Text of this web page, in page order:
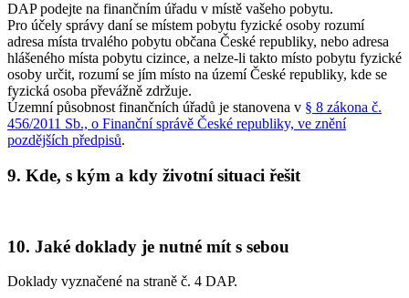
DAP podejte na finančním úřadu v místě vašeho pobytu.
Pro účely správy daní se místem pobytu fyzické osoby rozumí
adresa místa trvalého pobytu občana České republiky, nebo adresa
hlášeného místa pobytu cizince, a nelze-li takto místo pobytu fyzické
osoby určit, rozumí se jím místo na území České republiky, kde se
fyzická osoba převážně zdržuje.
Územní působnost finančních úřadů je stanovena v § 8 zákona č.
456/2011 Sb., o Finanční správě České republiky, ve znění
pozdějších předpisů.
9. Kde, s kým a kdy životní situaci řešit
10. Jaké doklady je nutné mít s sebou
Doklady vyznačené na straně č. 4 DAP.